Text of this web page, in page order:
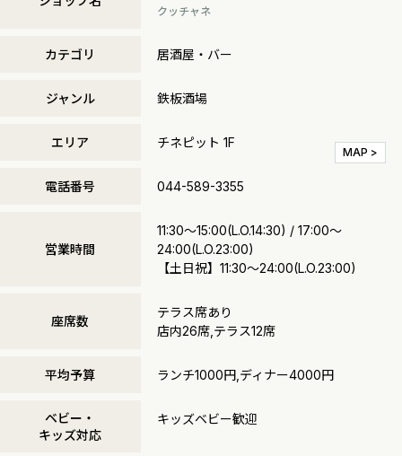
クッチャネ
カテゴリ 居酒屋・バー
ジャンル 鉄板酒場
エリア チネピット 1F
MAP >
電話番号 044-589-3355
営業時間
11:30～15:00(L.O.14:30) / 17:00～
24:00(L.O.23:00)
【土日祝】11:30～24:00(L.O.23:00)
座席数
テラス席あり
店内26席,テラス12席
平均予算 ランチ1000円,ディナー4000円
ベビー・
キッズ対応
キッズベビー歓迎